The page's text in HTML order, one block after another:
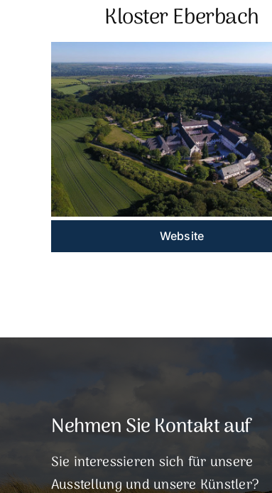
Kloster Eberbach
Website
Nehmen Sie Kontakt auf
Sie interessieren sich für unsere
Ausstellung und unsere Künstler?